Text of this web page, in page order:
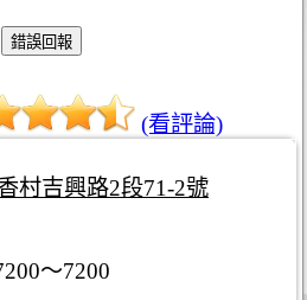
(看評論)
村吉興路2段71-2號
～7200